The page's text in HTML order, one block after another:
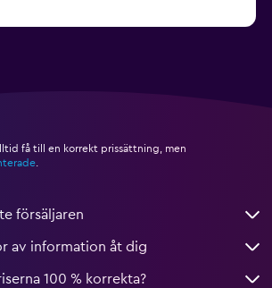
få till en korrekt prissättning, men
försäljaren
av information åt dig
100 % korrekta?